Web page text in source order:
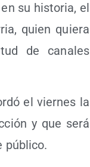
su his­to­ria, el
quien quie­ra
de cana­les
el vier­nes la
y que será
público.